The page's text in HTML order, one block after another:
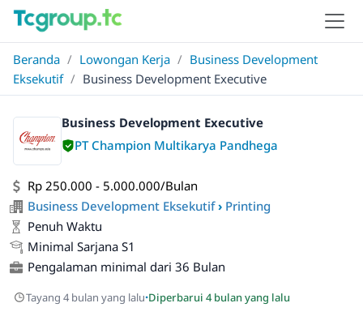
Beranda / Lowongan Kerja / Business Development
Eksekutif / Business Development Executive
Business Development Executive
PT Champion Multikarya Pandhega
Rp 250.000 - 5.000.000/Bulan
Business Development Eksekutif › Printing
Penuh Waktu
Minimal Sarjana S1
Pengalaman minimal dari 36 Bulan
Tayang 4 bulan yang lalu·Diperbarui 4 bulan yang lalu